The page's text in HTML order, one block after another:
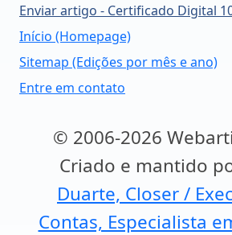
Enviar artigo - Certificado Digital
Início (Homepage)
Sitemap (Edições por mês e ano)
Entre em contato
© 2006-2026
Criado e mantido
Duarte, Closer /
Contas, Especialista